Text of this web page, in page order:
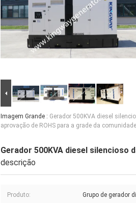
Imagem Grande : Gerador 500KVA diesel
aprovação de ROHS para a grade da comunidade
Gerador 500KVA diesel silencioso
descrição
Produto: Grupo de gerador